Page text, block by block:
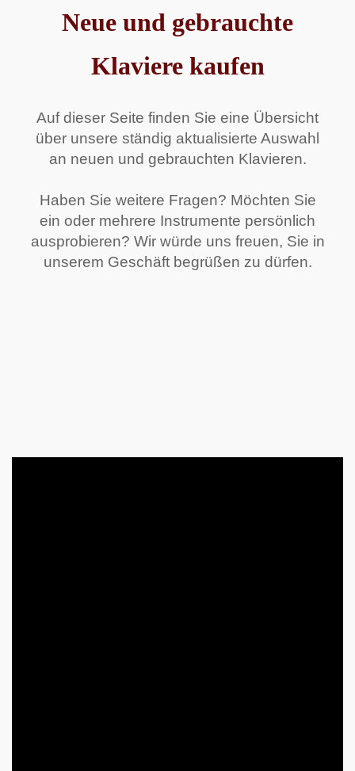
Neue und gebrauchte
Klaviere kaufen
Auf dieser Seite finden Sie eine Übersicht
über unsere ständig aktualisierte Auswahl
an neuen und gebrauchten Klavieren.
Haben Sie weitere Fragen? Möchten Sie
ein oder mehrere Instrumente persönlich
ausprobieren? Wir würde uns freuen, Sie in
unserem Geschäft begrüßen zu dürfen.